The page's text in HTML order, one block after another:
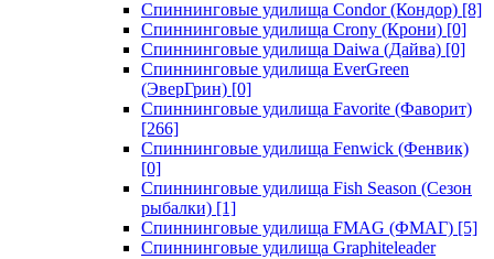
Спиннинговые удилища Condor (Кондор) [8]
Спиннинговые удилища Crony (Крони) [0]
Спиннинговые удилища Daiwa (Дайва) [0]
Спиннинговые удилища EverGreen
(ЭверГрин) [0]
Спиннинговые удилища Favorite (Фаворит)
[266]
Спиннинговые удилища Fenwick (Фенвик)
[0]
Спиннинговые удилища Fish Season (Сезон
рыбалки) [1]
Спиннинговые удилища FMAG (ФМАГ) [5]
Спиннинговые удилища Graphiteleader